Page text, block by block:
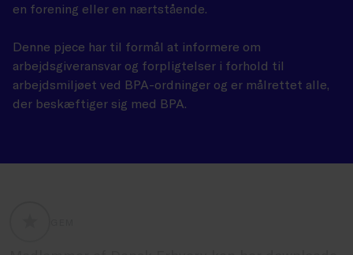
en forening eller en nærtstående.
Denne pjece har til formål at informere om
arbejdsgiveransvar og forpligtelser i forhold til
arbejdsmiljøet ved BPA-ordninger og er målrettet alle,
der beskæftiger sig med BPA.